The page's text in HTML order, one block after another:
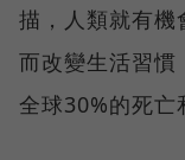
描，人類就有機
而改變生活習慣
全球30%的死亡